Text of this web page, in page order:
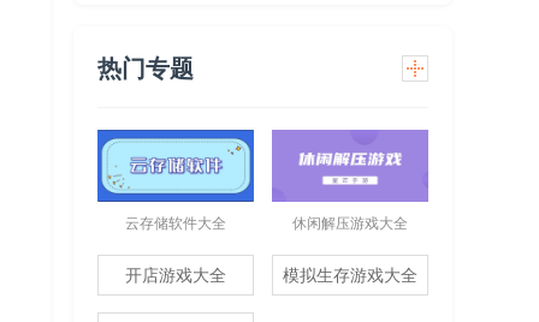
热门专题
云存储软件大全 休闲解压游戏大全
开店游戏大全 模拟生存游戏大全